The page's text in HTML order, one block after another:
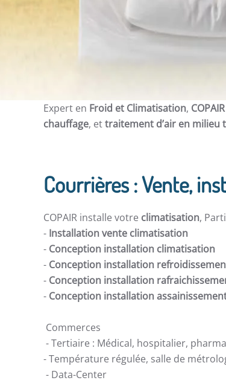
Expert en Froid et Climatisation, COPAIR
chauffage, ettraitement d’air en
Courrières : Vente,
COPAIR installe votre climatisation,
- Installation vente climatisation
- Conception installation climatisation
- Conception installation
- Conception installation
- Conception installation
Commerces
- Tertiaire : Médical, hospitalier,
- Température régulée, salle de
- Data-Center